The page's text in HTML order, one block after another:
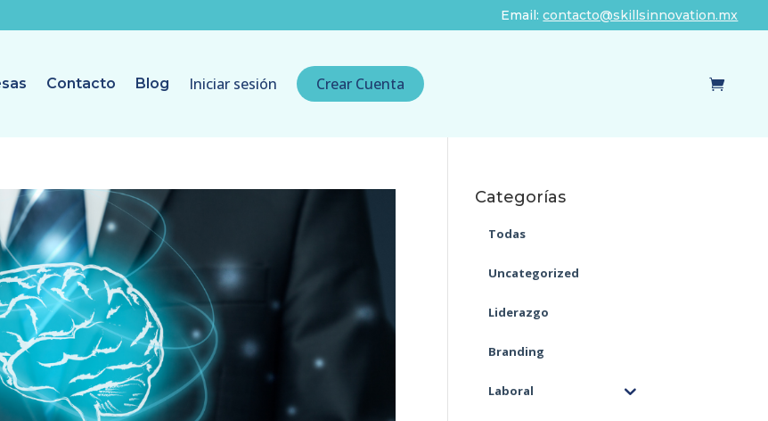
Email:contacto@skillsinnovation.mx
Contacto Blog Iniciar sesión Crear Cuenta
Categorías
Todas
Uncategorized
Liderazgo
Branding
Laboral